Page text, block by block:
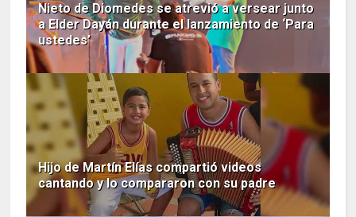
Nieto de Diomedes se atrevió a versear junto
a Elder Dayán durante el lanzamiento de ‘Para
ustedes’
Hijo de Martín Elías compartió videos
cantando y lo compararon con su padre